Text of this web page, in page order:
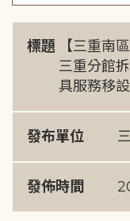
標題
【三重南
三重分館
具服務移
發布單位
發佈時間